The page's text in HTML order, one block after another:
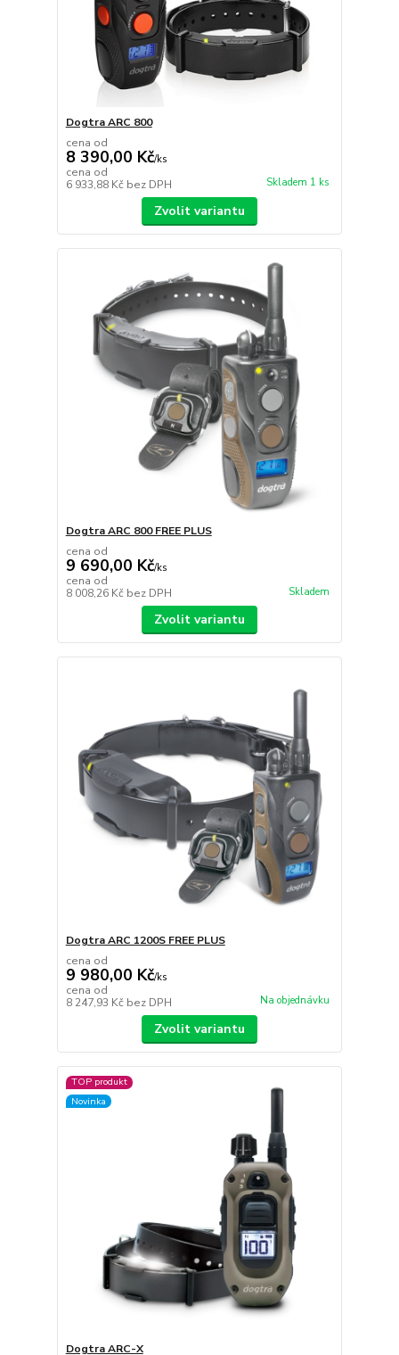
Dogtra ARC 800
cena od
8 390,00 Kč/ks
cena od
6 933,88 Kč bez DPH Skladem 1 ks
Zvolit variantu
Dogtra ARC 800 FREE PLUS
cena od
9 690,00 Kč/ks
cena od
8 008,26 Kč bez DPH Skladem
Zvolit variantu
Dogtra ARC 1200S FREE PLUS
cena od
9 980,00 Kč/ks
cena od
8 247,93 Kč bez DPH Na objednávku
Zvolit variantu
TOP produkt
Novinka
Dogtra ARC-X